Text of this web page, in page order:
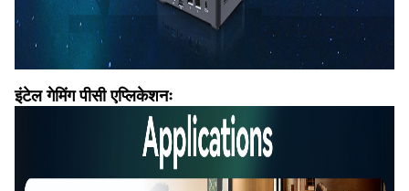
इंटेल गेमिंग पीसी एप्लिकेशनः